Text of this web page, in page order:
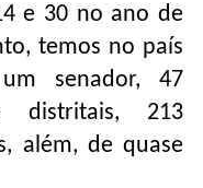
e 30 no ano de
temos no país
senador, 47
distritais, 213
além, de quase